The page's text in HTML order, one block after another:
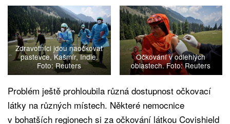
Zdravotníci jdou naočkovat
pastevce, Kašmír, Indie.
Foto: Reuters
Očkování v odlehlých
oblastech. Foto: Reuters
Problém ještě prohloubila různá dostupnost očkovací
látky na různých místech. Některé nemocnice
v bohatších regionech si za očkování látkou Covishield